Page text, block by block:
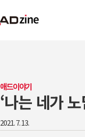
애드이야기
‘나는 네가
2021. 7. 13.